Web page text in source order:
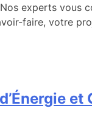
experts vous
faire, votre